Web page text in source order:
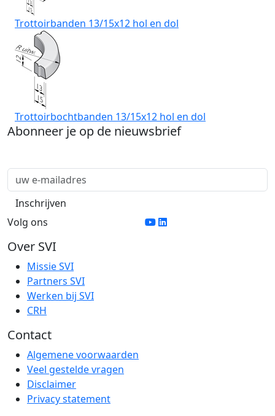
Trottoirbanden 13/15x12 hol en dol
Trottoirbochtbanden 13/15x12 hol en dol
Abonneer je op de nieuwsbrief
Volg ons
Over SVI
Missie SVI
Partners SVI
Werken bij SVI
CRH
Contact
Algemene voorwaarden
Veel gestelde vragen
Disclaimer
Privacy statement